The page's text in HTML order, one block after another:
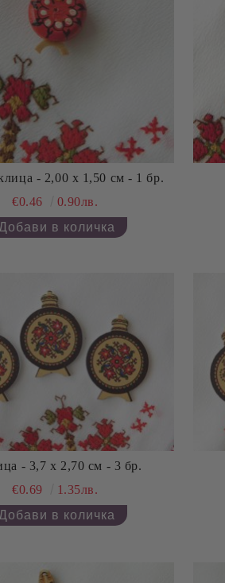
- 2,00 х 1,50 см - 1 бр.
€0.46
0.90лв.
- 3,7 х 2,70 см - 3 бр.
€0.69
1.35лв.